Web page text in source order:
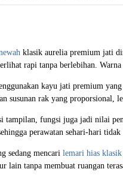
klasik aurelia premium jati
rapi tanpa berlebihan.
kayu jati premium
susunan rak yang proporsional,
tampilan, fungsi juga jadi nilai
perawatan sehari-hari tidak
sedang mencari lemari hias klasik
lain tanpa membuat ruangan